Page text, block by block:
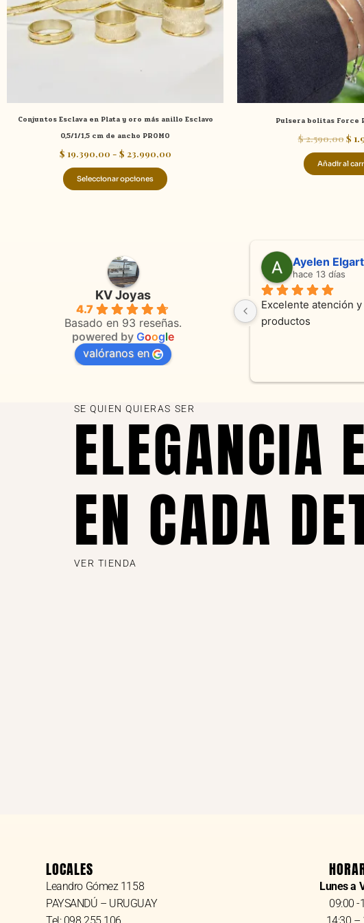
Conjuntos Esclava en Plata y oro más anillo Esclavo
0,5/1/1,5 cm de ancho PROMO
$ 19.390,00 - $ 23.990,00
Seleccionar opciones
se
pueden
elegir
de
producto
Pulsera bolitas Force
$2.590,00$
Añadir al
KV Joyas
4.7
Basado en 93 reseñas.
powered by Google
valóranos en
Adriana Ghisoli
hace 3 meses
Muy buena atención, con amabilidad y
orientaciones convenientes
Sandra Ramos
hace 4 meses
Excelente atención
en todo momento
SE QUIEN QUIERAS SER
ELEGANCIA
EN CADA
VER TIENDA
LOCALES
Leandro Gómez 1158
PAYSANDÚ – URUGUAY
Lunes a
09:00 -